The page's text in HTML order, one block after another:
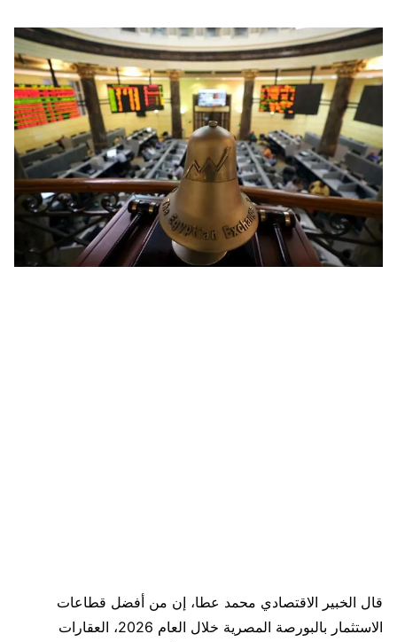
قال الخبير الاقتصادي محمد عطا، إن من أفضل قطاعات
الاستثمار بالبورصة المصرية خلال العام 2026، العقارات